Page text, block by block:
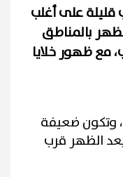
على أغلب
بالمناطق
مع ظهور خلايا
وتكون ضعيفة
الظهر قرب